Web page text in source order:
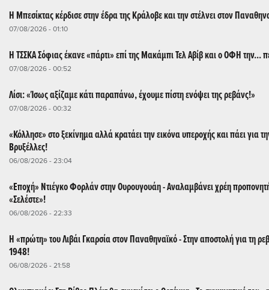
Η Μπεσίκτας κέρδισε στην έδρα της Κράλοβε και την στέλνει στον
07/08/2026 - 01:10
Η ΤΣΣΚΑ Σόφιας έκανε «πάρτι» επί της Μακάμπι Τελ Αβίβ και ο ΟΦΗ την...
07/08/2026 - 00:52
Λίσι: «Ίσως αξίζαμε κάτι παραπάνω, έχουμε πίστη ενόψει της ρεβάνς!»
07/08/2026 - 00:32
«Κόλλησε» στο ξεκίνημα αλλά κρατάει την εικόνα υπεροχής και πάει για
Βρυξέλλες!
06/08/2026 - 23:04
«Εποχή» Ντιέγκο Φορλάν στην Ουρουγουάη - Αναλαμβάνει χρέη
«Σελέστε»!
06/08/2026 - 22:33
Η «πρώτη» του Λιβάι Γκαρσία στον Παναθηναϊκό - Στην αποστολή για τη
1948!
06/08/2026 - 21:58